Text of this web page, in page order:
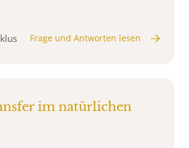
Frage und Antworten lesen
im natürlichen